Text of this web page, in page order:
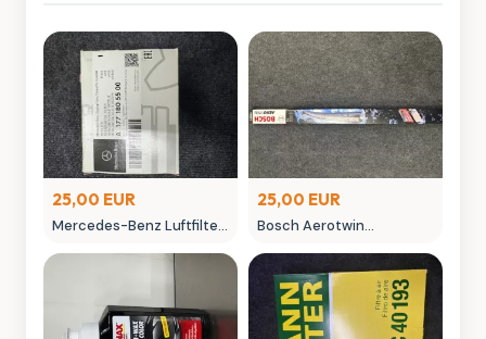
25,00 EUR
Mercedes-Benz Luftfilter
Ersatzteil
25,00 EUR
Bosch Aerotwin
neuwertig in OVP